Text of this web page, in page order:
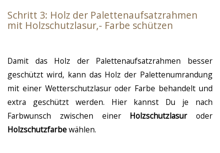
Schritt 3: Holz der Palettenaufsatzrahmen
mit Holzschutzlasur,- Farbe schützen
Damit das Holz der Palettenaufsatzrahmen besser
geschützt wird, kann das Holz der Palettenumrandung
mit einer Wetterschutzlasur oder Farbe behandelt und
extra geschützt werden. Hier kannst Du je nach
Farbwunsch zwischen einer Holzschutzlasuroder
Holzschutzfarbewählen.